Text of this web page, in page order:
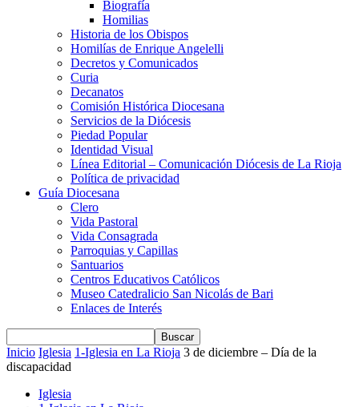
Biografía
Homilias
Historia de los Obispos
Homilías de Enrique Angelelli
Decretos y Comunicados
Curia
Decanatos
Comisión Histórica Diocesana
Servicios de la Diócesis
Piedad Popular
Identidad Visual
Línea Editorial – Comunicación Diócesis de La Rioja
Política de privacidad
Guía Diocesana
Clero
Vida Pastoral
Vida Consagrada
Parroquias y Capillas
Santuarios
Centros Educativos Católicos
Museo Catedralicio San Nicolás de Bari
Enlaces de Interés
Inicio Iglesia 1-Iglesia en La Rioja 3 de diciembre – Día de la
discapacidad
Iglesia